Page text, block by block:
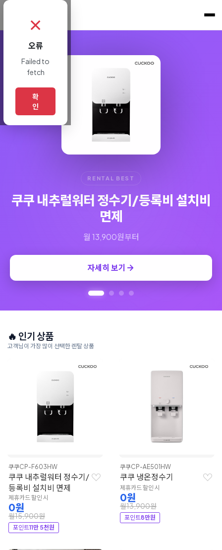
RENTAL BEST
🔥 인기 상품
고객님이 가장 많이 선택한 렌탈 상품
쿠쿠CP-F603HW
쿠쿠 내추럴워터 정수기/
등록비 설치비 면제
제휴카드 할인 시
0원
월15,900원
포인트11만 5천원
쿠쿠CP-AE501HW
쿠쿠 냉온정수기
제휴카드 할인 시
0원
월13,900원
포인트8만원
✗
오류
Failed to
fetch
확
인